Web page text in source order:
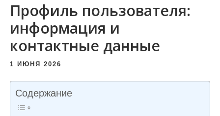
Профиль пользователя:
информация и
контактные данные
1 ИЮНЯ 2026
Содержание